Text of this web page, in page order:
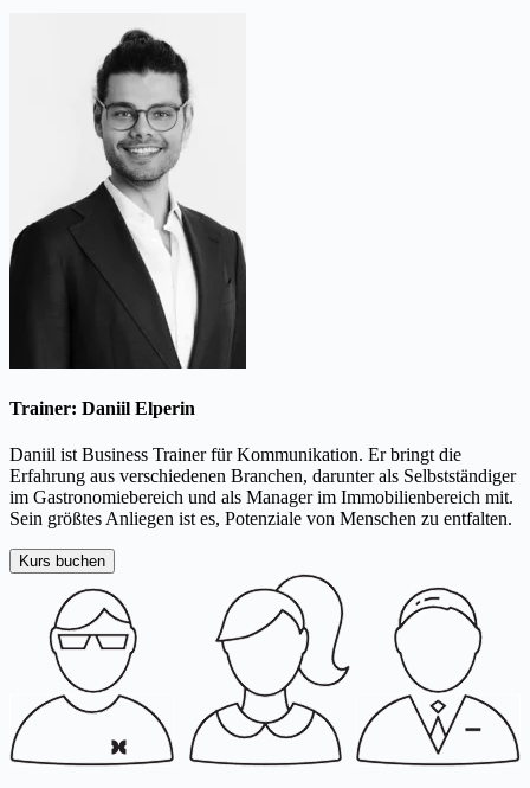
Trainer: Daniil Elperin
Daniil ist Business Trainer für Kommunikation. Er bringt die
Erfahrung aus verschiedenen Branchen, darunter als Selbstständiger
im Gastronomiebereich und als Manager im Immobilienbereich mit.
Sein größtes Anliegen ist es, Potenziale von Menschen zu entfalten.
Kurs buchen